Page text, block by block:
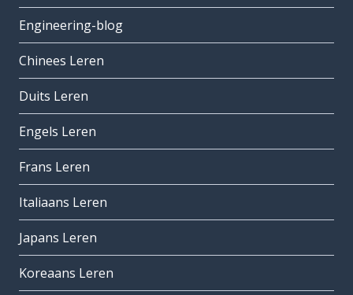
Engineering-blog
Chinees Leren
Duits Leren
Engels Leren
Frans Leren
Italiaans Leren
Japans Leren
Koreaans Leren